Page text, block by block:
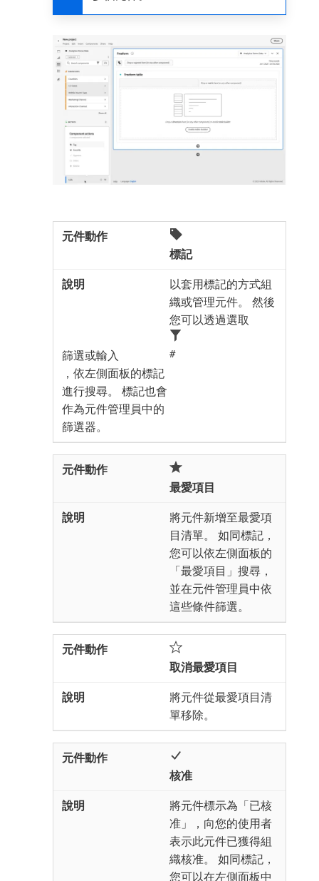
標記
以套用標記的方式組
織或管理元件。 然後
您可以透過選取
篩選或輸入 #
，依左側面板的標記
進行搜尋。 標記也會
作為元件管理員中的
篩選器。
最愛項目
將元件新增至最愛項
目清單。 如同標記，
您可以依左側面板的
「最愛項目」搜尋，
並在元件管理員中依
這些條件篩選。
取消最愛項目
將元件從最愛項目清
單移除。
核准
將元件標示為「已核
准」，向您的使用者
表示此元件已獲得組
織核准。 如同標記，
您可以在左側面板中